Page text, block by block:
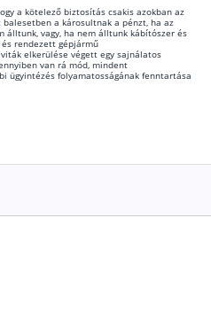
a kötelező biztosítás csakis azokban az
a károsultnak a pénzt, ha az
vagy, ha nem álltunk kábítószer és
rendezett gépjármű
elkerülése végett egy sajnálatos
van rá mód, mindent
ügyintézés folyamatosságának fenntartása